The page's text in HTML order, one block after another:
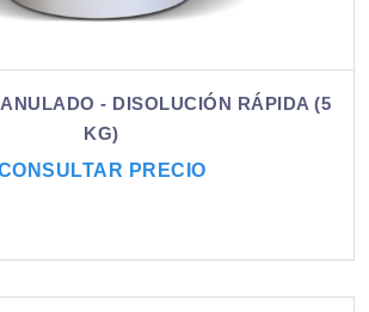
- DISOLUCIÓN RÁPIDA (5
KG)
PRECIO